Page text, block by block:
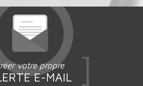
votre propre
E-MAIL